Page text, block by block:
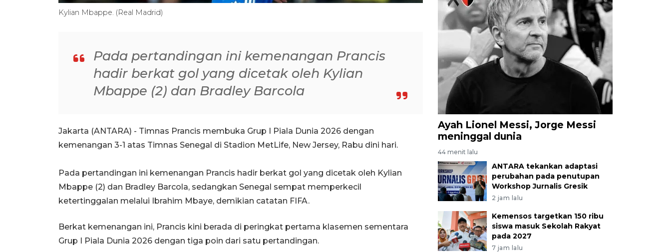
Kylian Mbappe. (Real Madrid)
Pada pertandingan ini kemenangan Prancis
hadir berkat gol yang dicetak oleh Kylian
Mbappe (2) dan Bradley Barcola
Jakarta (ANTARA) - Timnas Prancis membuka Grup I Piala Dunia 2026 dengan
kemenangan 3-1 atas Timnas Senegal di Stadion MetLife, New Jersey, Rabu dini hari.
Pada pertandingan ini kemenangan Prancis hadir berkat gol yang dicetak oleh Kylian
Mbappe (2) dan Bradley Barcola, sedangkan Senegal sempat memperkecil
ketertinggalan melalui Ibrahim Mbaye, demikian catatan FIFA.
Berkat kemenangan ini, Prancis kini berada di peringkat pertama klasemen sementara
Grup I Piala Dunia 2026 dengan tiga poin dari satu pertandingan.
Ayah Lionel Messi, Jorge Messi
meninggal dunia
44 menit lalu
ANTARA tekankan adaptasi
perubahan pada penutupan
Workshop Jurnalis Gresik
2 jam lalu
Kemensos targetkan 150 ribu
siswa masuk Sekolah Rakyat
pada 2027
7 jam lalu